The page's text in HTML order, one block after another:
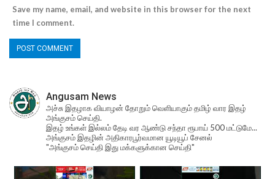
Save my name, email, and website in this browser for the next
time I comment.
Angusam News
அச்சு இதழாக வியாழன் தோறும் வெளியாகும் தமிழ் வார இதழ்
அங்குசம் செய்தி.
இதழ் உங்கள் இல்லம் தேடி வர ஆண்டு சந்தா ரூபாய் 500 மட்டுமே...
அங்குசம் இதழின் அதிகாரபூர்வமான யூடியூப் சேனல்
"அங்குசம் செய்தி இது மக்களுக்கான செய்தி"